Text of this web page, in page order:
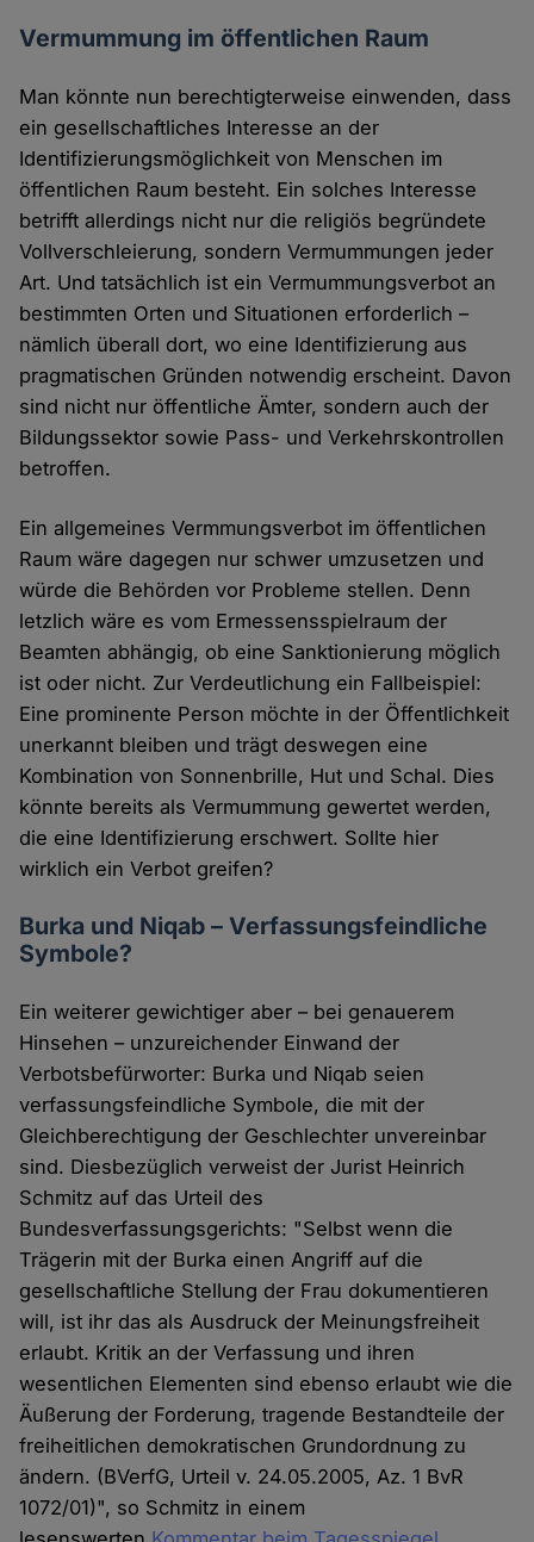
Vermummung im öffentlichen Raum
Man könnte nun berechtigterweise einwenden, dass
ein gesellschaftliches Interesse an der
Identifizierungsmöglichkeit von Menschen im
öffentlichen Raum besteht. Ein solches Interesse
betrifft allerdings nicht nur die religiös begründete
Vollverschleierung, sondern Vermummungen jeder
Art. Und tatsächlich ist ein Vermummungsverbot an
bestimmten Orten und Situationen erforderlich –
nämlich überall dort, wo eine Identifizierung aus
pragmatischen Gründen notwendig erscheint. Davon
sind nicht nur öffentliche Ämter, sondern auch der
Bildungssektor sowie Pass- und Verkehrskontrollen
betroffen.
Ein allgemeines Vermmungsverbot im öffentlichen
Raum wäre dagegen nur schwer umzusetzen und
würde die Behörden vor Probleme stellen. Denn
letzlich wäre es vom Ermessensspielraum der
Beamten abhängig, ob eine Sanktionierung möglich
ist oder nicht. Zur Verdeutlichung ein Fallbeispiel:
Eine prominente Person möchte in der Öffentlichkeit
unerkannt bleiben und trägt deswegen eine
Kombination von Sonnenbrille, Hut und Schal. Dies
könnte bereits als Vermummung gewertet werden,
die eine Identifizierung erschwert. Sollte hier
wirklich ein Verbot greifen?
Burka und Niqab – Verfassungsfeindliche
Symbole?
Ein weiterer gewichtiger aber – bei genauerem
Hinsehen – unzureichender Einwand der
Verbotsbefürworter: Burka und Niqab seien
verfassungsfeindliche Symbole, die mit der
Gleichberechtigung der Geschlechter unvereinbar
sind. Diesbezüglich verweist der Jurist Heinrich
Schmitz auf das Urteil des
Bundesverfassungsgerichts: "Selbst wenn die
Trägerin mit der Burka einen Angriff auf die
gesellschaftliche Stellung der Frau dokumentieren
will, ist ihr das als Ausdruck der Meinungsfreiheit
erlaubt. Kritik an der Verfassung und ihren
wesentlichen Elementen sind ebenso erlaubt wie die
Äußerung der Forderung, tragende Bestandteile der
freiheitlichen demokratischen Grundordnung zu
ändern. (BVerfG, Urteil v. 24.05.2005, Az. 1 BvR
1072/01)", so Schmitz in einem